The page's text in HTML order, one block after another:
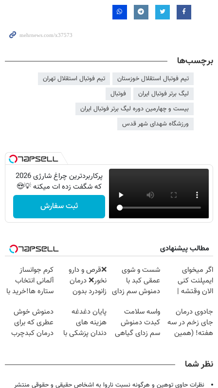
برچسب‌ها
تیم فوتبال استقلال خوزستان
تیم فوتبال استقلال تهران
لیگ برتر فوتبال ایران
فوتبال
بیست و چهارمین دوره لیگ برتر فوتبال ایران
ورزشگاه شهدای شهر قدس
پرکاربردترین چراغ شارژی 2026
که شگفت زده ات میکنه 💡😍
ثبت سفارش
مطالب پیشنهادی
اگر میخوای
ایمپلنت کنی
الان وقتشه |
میلیون تومان!!!
شست و شوی
عمقی کبد با
دمنوش سم زدای
❌قرص‌ و دارو
نخور❌ درمان
زانودرد بدون
کرم جوانساز
آلمانی انتخاب
ستاره ها!خرید با
جادوی درمان
جای زخم در سه
هفته! (همین
واسه سلامت
کبدت دمنوش
سم زدای گیاهی
تخفیف)
پایان دغدغه
هزینه های
دندان پزشکی با
دمنوش خوش
عطری که برای
درمان کبدچرب
نظر شما
نظرات حاوی توهین و هرگونه نسبت ناروا به اشخاص حقیقی و حقوقی منتشر